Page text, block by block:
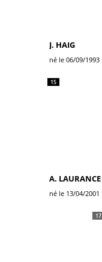
J. HAIG
né le 06/09/1993
15
A. LAURANCE
né le 13/04/2001
17